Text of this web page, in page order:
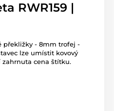
RWR159 |
překližky - 8mm trofej -
lze umístit kovový
zahrnuta cena štítku.